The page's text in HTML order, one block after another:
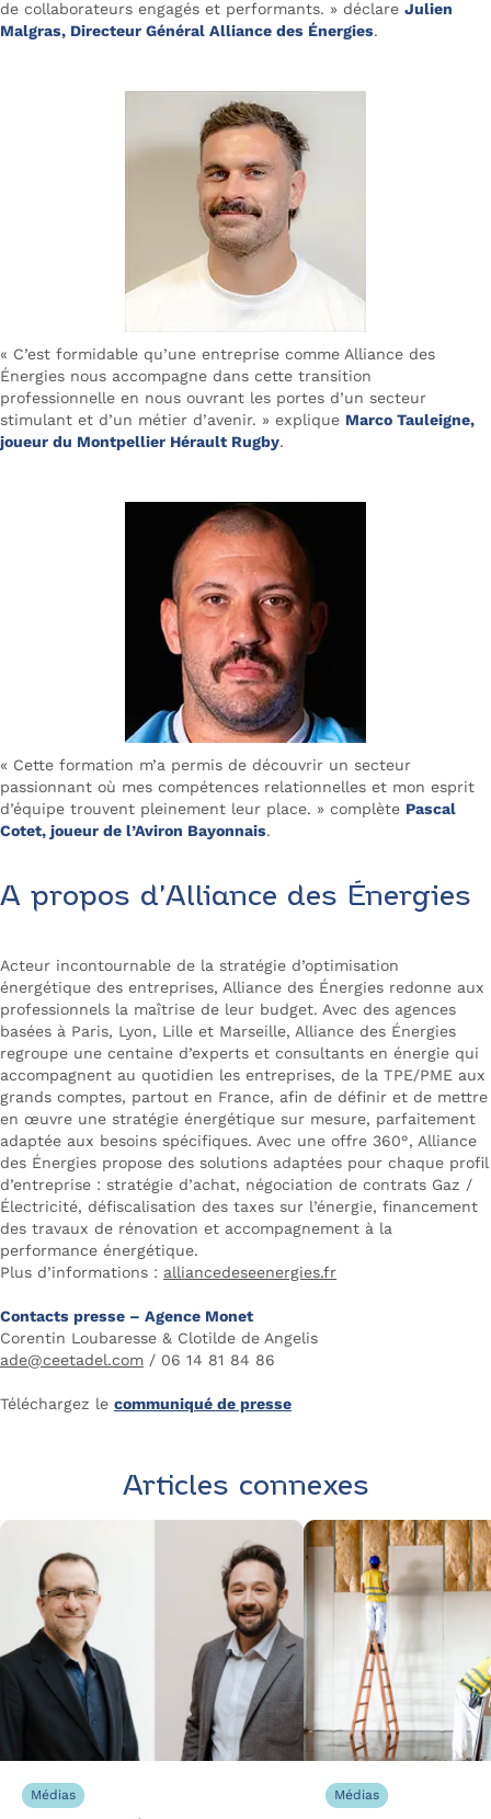
de collaborateurs engagés et performants. » déclare Julien
Malgras, Directeur Général Alliance des Énergies.
« C’est formidable qu’une entreprise comme Alliance des
Énergies nous accompagne dans cette transition
professionnelle en nous ouvrant les portes d’un secteur
stimulant et d’un métier d’avenir. » explique Marco Tauleigne,
joueur du Montpellier Hérault Rugby.
« Cette formation m’a permis de découvrir un secteur
passionnant où mes compétences relationnelles et mon esprit
d’équipe trouvent pleinement leur place. » complète Pascal
Cotet, joueur de l’Aviron Bayonnais.
A propos d’Alliance des Énergies
Acteur incontournable de la stratégie d’optimisation
énergétique des entreprises, Alliance des Énergies redonne aux
professionnels la maîtrise de leur budget. Avec des agences
basées à Paris, Lyon, Lille et Marseille, Alliance des Énergies
regroupe une centaine d’experts et consultants en énergie qui
accompagnent au quotidien les entreprises, de la TPE/PME aux
grands comptes, partout en France, afin de définir et de mettre
en œuvre une stratégie énergétique sur mesure, parfaitement
adaptée aux besoins spécifiques. Avec une offre 360°, Alliance
des Énergies propose des solutions adaptées pour chaque profil
d’entreprise : stratégie d’achat, négociation de contrats Gaz /
Électricité, défiscalisation des taxes sur l’énergie, financement
des travaux de rénovation et accompagnement à la
performance énergétique.
Plus d’informations : alliancedeseenergies.fr
Contacts presse – Agence Monet
Corentin Loubaresse & Clotilde de Angelis
ade@ceetadel.com / 06 14 81 84 86
Téléchargez le communiqué de presse
Articles connexes
Médias Médias